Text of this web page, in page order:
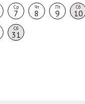
Ср
7
Чт
8
Пт
9
Сб
10
Сб
31